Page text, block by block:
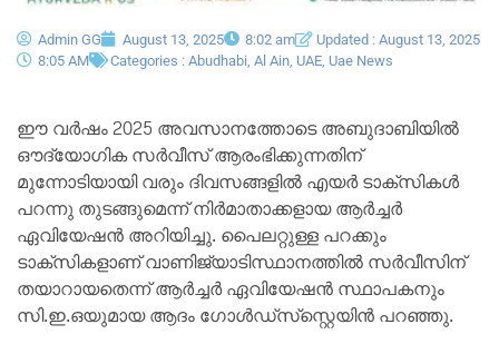
Admin GG August 13, 2025 8:02 am
Updated : August 13, 2025
8:05 AM
Categories : Abudhabi Al Ain UAE Uae News
ഈ വർഷം 2025 അവസാനത്തോടെ അബുദാബിയിൽ
ഔദ്യോഗിക സർവീസ് ആരംഭിക്കുന്നതിന്
മുന്നോടിയായി വരും ദിവസങ്ങളിൽ എയർ ടാക്‌സികൾ
പറന്നു തുടങ്ങുമെന്ന് നിർമാതാക്കളായ ആർച്ചർ
ഏവിയേഷൻ അറിയിച്ചു. പൈലറ്റുള്ള പറക്കും
ടാക്‌സികളാണ് വാണിജ്യാടിസ്ഥാനത്തിൽ സർവീസിന്
തയാറായതെന്ന് ആർച്ചർ ഏവിയേഷൻ സ്ഥാപകനും
സി.ഇ.ഒയുമായ ആദം ഗോൾഡ്‌സ്‌സ്റ്റെയിൻ പറഞ്ഞു.